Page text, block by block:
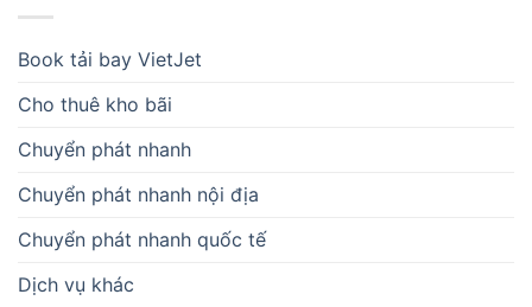
Book tải bay VietJet
Cho thuê kho bãi
Chuyển phát nhanh
Chuyển phát nhanh nội địa
Chuyển phát nhanh quốc tế
Dịch vụ khác